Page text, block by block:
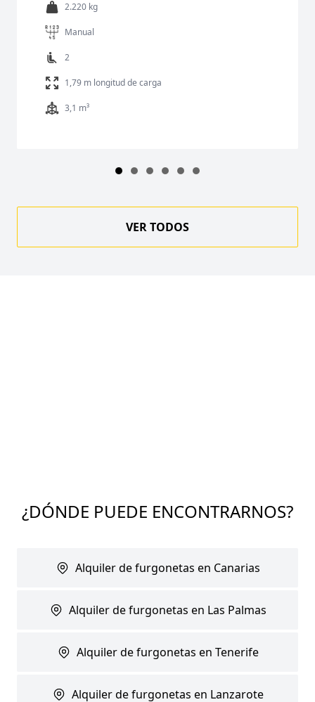
2.220 kg
Manual
2
1,79 m longitud de carga
3,1 m³
VER TODOS
¿DÓNDE PUEDE ENCONTRARNOS?
Alquiler de furgonetas en Canarias
Alquiler de furgonetas en Las Palmas
Alquiler de furgonetas en Tenerife
Alquiler de furgonetas en Lanzarote